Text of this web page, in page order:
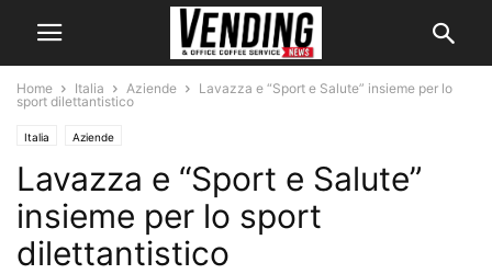
Home Italia Aziende
Lavazza e “Sport e Salute” insieme per lo
sport dilettantistico
Italia Aziende
Lavazza e “Sport e Salute”
insieme per lo sport
dilettantistico